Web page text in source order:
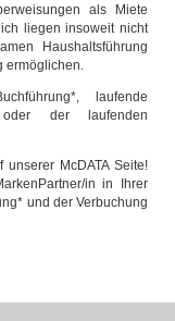
als Miete
liegen insoweit nicht
Haushaltsführung
ermöglichen.
laufende
oder der laufenden
McDATA Seite!
in in Ihrer
und der Verbuchung